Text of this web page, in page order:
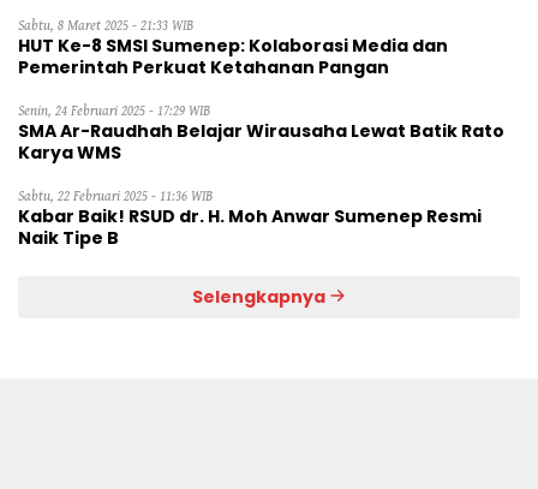
Sabtu, 8 Maret 2025 - 21:33 WIB
HUT Ke-8 SMSI Sumenep: Kolaborasi Media dan
Pemerintah Perkuat Ketahanan Pangan
Senin, 24 Februari 2025 - 17:29 WIB
SMA Ar-Raudhah Belajar Wirausaha Lewat Batik Rato
Karya WMS
Sabtu, 22 Februari 2025 - 11:36 WIB
Kabar Baik! RSUD dr. H. Moh Anwar Sumenep Resmi
Naik Tipe B
Selengkapnya